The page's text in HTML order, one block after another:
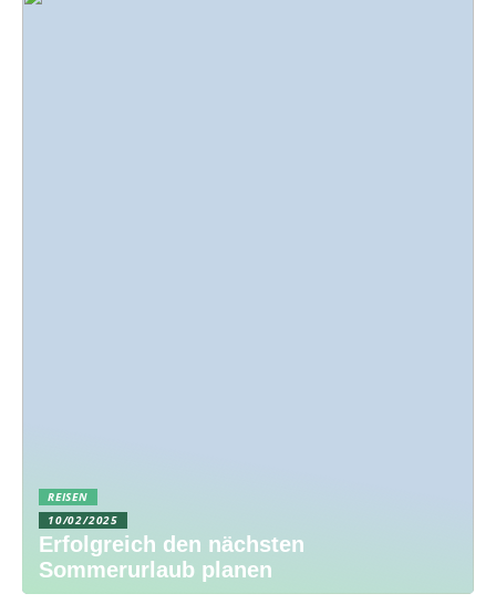
REISEN
10/02/2025
Erfolgreich den nächsten
Sommerurlaub planen